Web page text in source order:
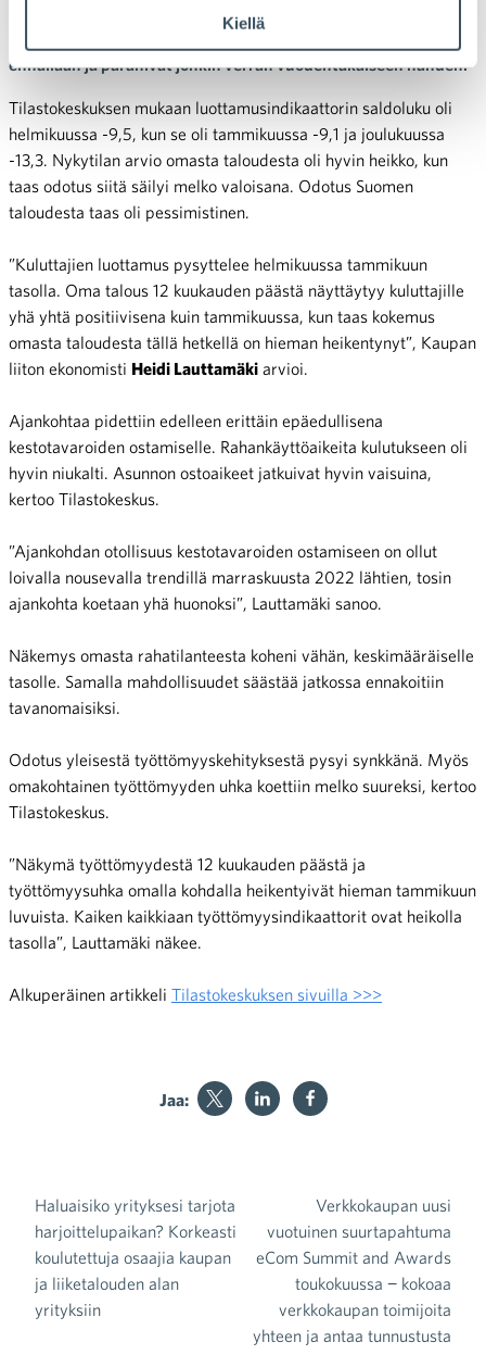
Kiellä
ennallaan ja paranivat jonkin verran vuodentakaiseen nähden.
Tilastokeskuksen mukaan luottamusindikaattorin saldoluku oli
helmikuussa -9,5, kun se oli tammikuussa -9,1 ja joulukuussa
-13,3. Nykytilan arvio omasta taloudesta oli hyvin heikko, kun
taas odotus siitä säilyi melko valoisana. Odotus Suomen
taloudesta taas oli pessimistinen.
”Kuluttajien luottamus pysyttelee helmikuussa tammikuun
tasolla. Oma talous 12 kuukauden päästä näyttäytyy kuluttajille
yhä yhtä positiivisena kuin tammikuussa, kun taas kokemus
omasta taloudesta tällä hetkellä on hieman heikentynyt”, Kaupan
liiton ekonomisti Heidi Lauttamäki arvioi.
Ajankohtaa pidettiin edelleen erittäin epäedullisena
kestotavaroiden ostamiselle. Rahankäyttöaikeita kulutukseen oli
hyvin niukalti. Asunnon ostoaikeet jatkuivat hyvin vaisuina,
kertoo Tilastokeskus.
”Ajankohdan otollisuus kestotavaroiden ostamiseen on ollut
loivalla nousevalla trendillä marraskuusta 2022 lähtien, tosin
ajankohta koetaan yhä huonoksi”, Lauttamäki sanoo.
Näkemys omasta rahatilanteesta koheni vähän, keskimääräiselle
tasolle. Samalla mahdollisuudet säästää jatkossa ennakoitiin
tavanomaisiksi.
Odotus yleisestä työttömyyskehityksestä pysyi synkkänä. Myös
omakohtainen työttömyyden uhka koettiin melko suureksi, kertoo
Tilastokeskus.
”Näkymä työttömyydestä 12 kuukauden päästä ja
työttömyysuhka omalla kohdalla heikentyivät hieman tammikuun
luvuista. Kaiken kaikkiaan työttömyysindikaattorit ovat heikolla
tasolla”, Lauttamäki näkee.
Alkuperäinen artikkeli Tilastokeskuksen sivuilla >>>
Jaa:
Artikkelien selaus
Haluaisiko yrityksesi tarjota
harjoittelupaikan? Korkeasti
koulutettuja osaajia kaupan
ja liiketalouden alan
yrityksiin
Verkkokaupan uusi
vuotuinen suurtapahtuma
eCom Summit and Awards
toukokuussa − kokoaa
verkkokaupan toimijoita
yhteen ja antaa tunnustusta